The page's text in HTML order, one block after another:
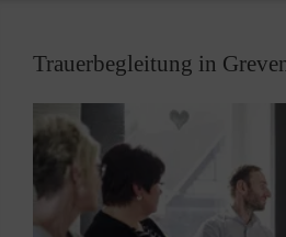
Trauerbegleitung in